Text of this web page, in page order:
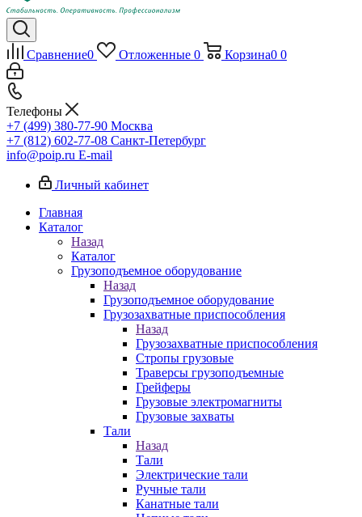
Сравнение0 Отложенные 0 Корзина0 0
Телефоны
+7 (499) 380-77-90 Москва
+7 (812) 602-77-08 Санкт-Петербург
info@poip.ru E-mail
Личный кабинет
Главная
Каталог
Назад
Каталог
Грузоподъемное оборудование
Назад
Грузоподъемное оборудование
Грузозахватные приспособления
Назад
Грузозахватные приспособления
Стропы грузовые
Траверсы грузоподъемные
Грейферы
Грузовые электромагниты
Грузовые захваты
Тали
Назад
Тали
Электрические тали
Ручные тали
Канатные тали